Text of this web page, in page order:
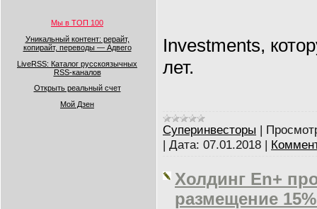
Мы в ТОП 100
Уникальный контент: рерайт,
копирайт, переводы — Адвего
LiveRSS: Каталог русскоязычных
RSS-каналов
Открыть реальный счет
Мой Дзен
Investments,
лет.
Суперинвесторы |
| Дата: 07.01.2018 |
Холдинг En+
размещение